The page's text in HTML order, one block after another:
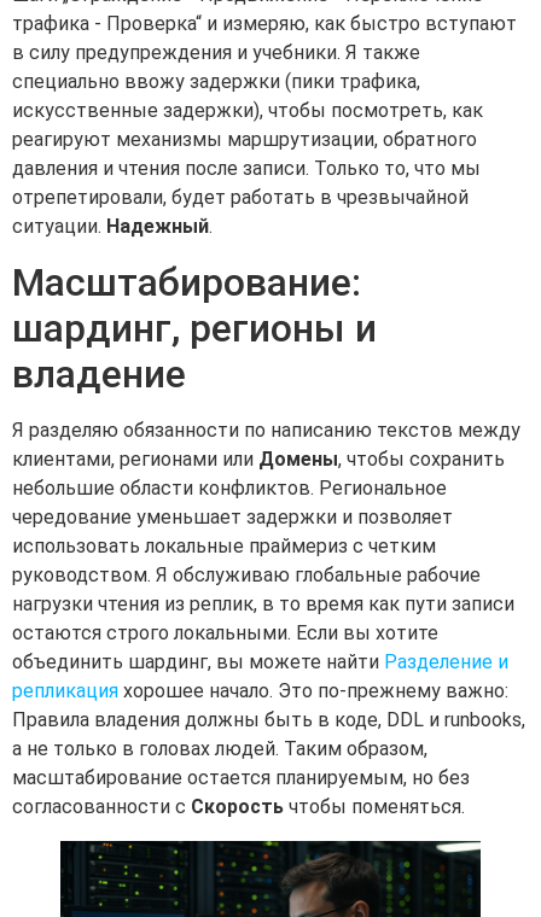
трафика - Проверка“ и измеряю, как быстро вступают
в силу предупреждения и учебники. Я также
специально ввожу задержки (пики трафика,
искусственные задержки), чтобы посмотреть, как
реагируют механизмы маршрутизации, обратного
давления и чтения после записи. Только то, что мы
отрепетировали, будет работать в чрезвычайной
ситуации. Надежный.
Масштабирование:
шардинг, регионы и
владение
Я разделяю обязанности по написанию текстов между
клиентами, регионами или Домены, чтобы сохранить
небольшие области конфликтов. Региональное
чередование уменьшает задержки и позволяет
использовать локальные праймериз с четким
руководством. Я обслуживаю глобальные рабочие
нагрузки чтения из реплик, в то время как пути записи
остаются строго локальными. Если вы хотите
объединить шардинг, вы можете найти Разделение и
репликация хорошее начало. Это по-прежнему важно:
Правила владения должны быть в коде, DDL и runbooks,
а не только в головах людей. Таким образом,
масштабирование остается планируемым, но без
согласованности с Скорость чтобы поменяться.